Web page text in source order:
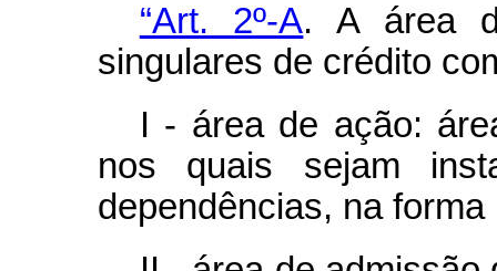
“Art. 2º-A. A área
singulares de crédito
I - área de ação:
nos quais sejam
dependências, na